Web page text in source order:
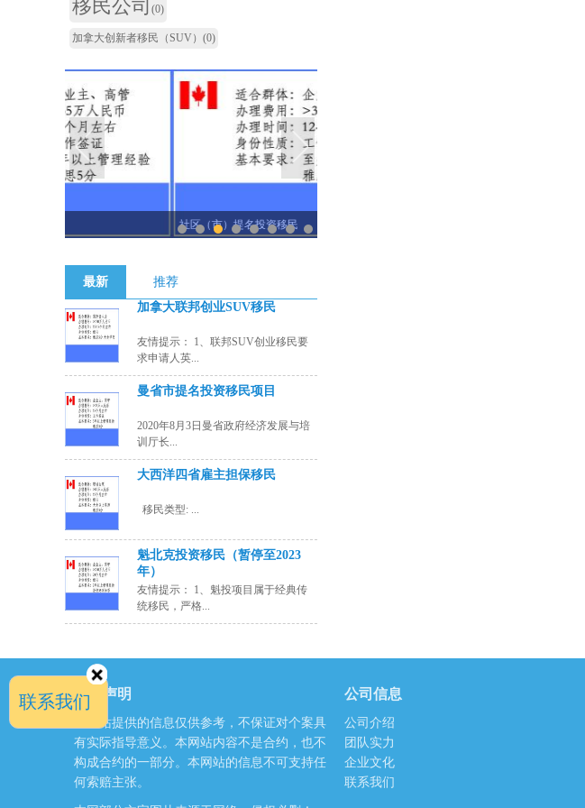
移民公司 (0)
加拿大创新者移民（SUV） (0)
社区（市）提名投资移民
1 2 3 4 5 6 7 8
最新
推荐
加拿大联邦创业SUV移民
友情提示： 1、联邦SUV创业移民要
求申请人英...
曼省市提名投资移民项目
2020年8月3日曼省政府经济发展与培
训厅长...
大西洋四省雇主担保移民
移民类型: ...
魁北克投资移民（暂停至2023
年）
友情提示： 1、魁投项目属于经典传
统移民，严格...
免责声明
本网站提供的信息仅供参考，不保证对个案具
有实际指导意义。本网站内容不是合约，也不
构成合约的一部分。本网站的信息不可支持任
何索赔主张。
公司信息
公司介绍
团队实力
企业文化
联系我们
联系我们